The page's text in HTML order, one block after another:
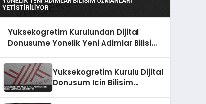
Yuksekogretim Kurulundan Dijital
Donusume Yonelik Yeni Adimlar Bilisim
Yuksekogretim Kurulu Dijital
Donusum Icin Bilisim